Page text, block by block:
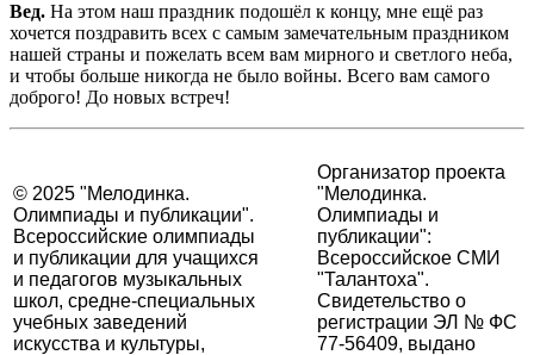
Вед. На этом наш праздник подошёл к концу, мне ещё раз
хочется поздравить всех с самым замечательным праздником
нашей страны и пожелать всем вам мирного и светлого неба,
и чтобы больше никогда не было войны. Всего вам самого
доброго! До новых встреч!
© 2025 "Мелодинка.
Олимпиады и публикации".
Всероссийские олимпиады
и публикации для учащихся
и педагогов музыкальных
школ, средне-специальных
учебных заведений
искусства и культуры,
Организатор проекта
"Мелодинка.
Олимпиады и
публикации":
Всероссийское СМИ
"Талантоха".
Свидетельство о
регистрации ЭЛ № ФС
77-56409, выдано